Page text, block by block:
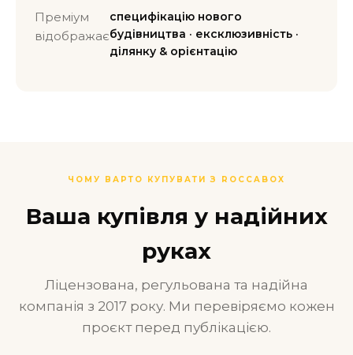
Преміум
відображає
специфікацію нового
будівництва · ексклюзивність ·
ділянку & орієнтацію
ЧОМУ ВАРТО КУПУВАТИ З ROCCABOX
Ваша купівля у надійних
руках
Ліцензована, регульована та надійна
компанія з 2017 року. Ми перевіряємо кожен
проєкт перед публікацією.